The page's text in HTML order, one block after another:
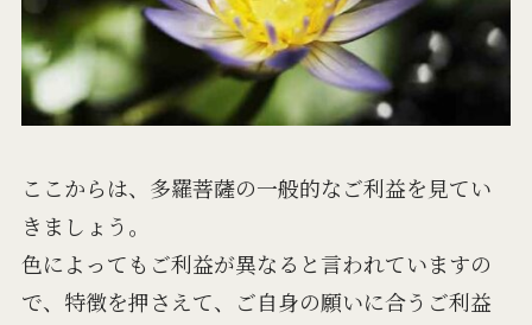
ここからは、多羅菩薩の一般的なご利益を見てい
きましょう。
色によってもご利益が異なると言われていますの
で、特徴を押さえて、ご自身の願いに合うご利益